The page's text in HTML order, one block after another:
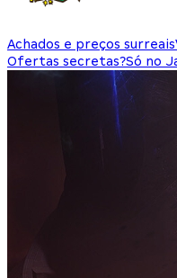
Achados e preços surreais
Ofertas secretas?Só no